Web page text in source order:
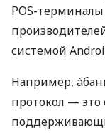
POS-
системой
Например,
протокол —